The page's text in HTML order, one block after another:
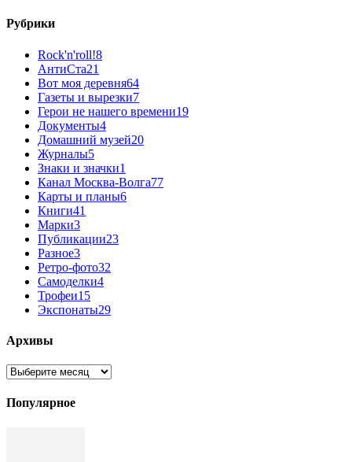
Рубрики
Rock'n'roll!8
АнтиСта21
Вот моя деревня64
Газеты и вырезки7
Герои не нашего времени19
Документы4
Домашний музей20
Журналы5
Знаки и значки1
Канал Москва-Волга77
Карты и планы6
Книги41
Марки3
Публикации23
Разное3
Ретро-фото32
Самоделки4
Трофеи15
Экспонаты29
Архивы
Архивы
Популярное